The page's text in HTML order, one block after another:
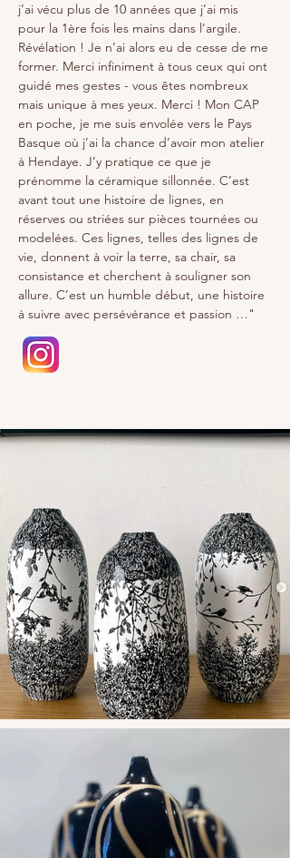
j’ai vécu plus de 10 années que j’ai mis
pour la 1ère fois les mains dans l’argile.
Révélation ! Je n’ai alors eu de cesse de me
former. Merci infiniment à tous ceux qui ont
guidé mes gestes - vous êtes nombreux
mais unique à mes yeux. Merci ! Mon CAP
en poche, je me suis envolée vers le Pays
Basque où j’ai la chance d’avoir mon atelier
à Hendaye. J’y pratique ce que je
prénomme la céramique sillonnée. C’est
avant tout une histoire de lignes, en
réserves ou striées sur pièces tournées ou
modelées. Ces lignes, telles des lignes de
vie, donnent à voir la terre, sa chair, sa
consistance et cherchent à souligner son
allure. C’est un humble début, une histoire
à suivre avec persévérance et passion …"